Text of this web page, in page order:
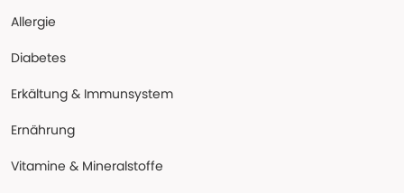
Allergie
Diabetes
Erkältung & Immunsystem
Ernährung
Vitamine & Mineralstoffe